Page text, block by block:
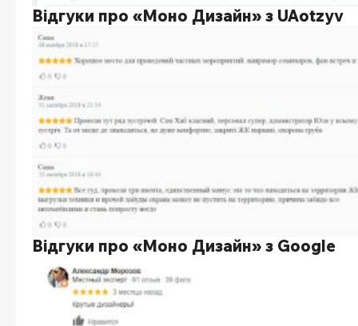
Відгуки про «Моно Дизайн» з UAotzyv
Відгуки про «Моно Дизайн» з Google